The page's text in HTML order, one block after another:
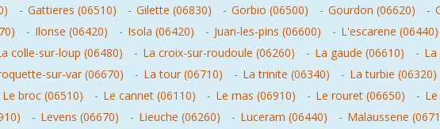
- Gattieres (06510) - Gilette (06830) - Gorbio (06500) - Gourdon (06620) -
- Ilonse (06420) - Isola (06420) - Juan-les-pins (06600) - L'escarene (06440)
colle-sur-loup (06480) - La croix-sur-roudoule (06260) - La gaude (06610) - La
sur-var (06670) - La tour (06710) - La trinite (06340) - La turbie (06320)
Le broc (06510) - Le cannet (06110) - Le mas (06910) - Le rouret (06650) -
- Levens (06670) - Lieuche (06260) - Luceram (06440) - Malaussene